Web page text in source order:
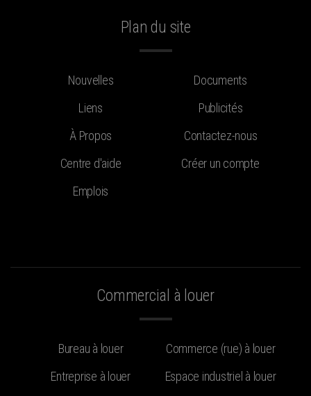
Plan du site
Nouvelles
Documents
Liens
Publicités
À Propos
Contactez-nous
Centre d'aide
Créer un compte
Emplois
Commercial à louer
Bureau à louer
Commerce (rue) à louer
Entreprise à louer
Espace industriel à louer